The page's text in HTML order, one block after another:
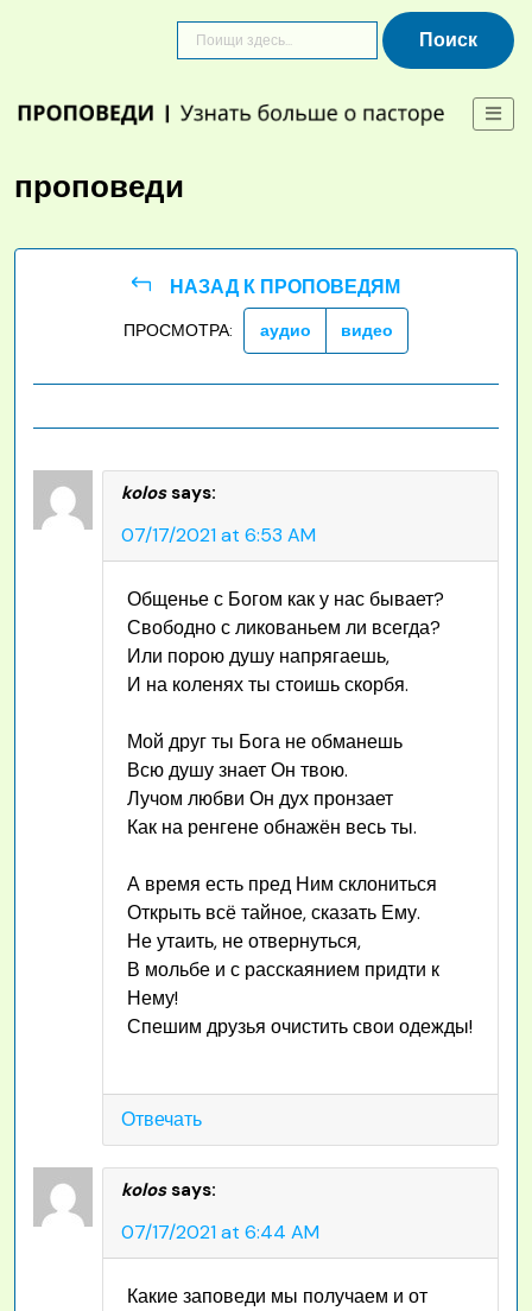
проповеди
НАЗАД К ПРОПОВЕДЯМ
ПРОСМОТРА: аудио видео
kolos says:
07/17/2021 at 6:53 AM
Общенье с Богом как у нас бывает?
Свободно с ликованьем ли всегда?
Или порою душу напрягаешь,
И на коленях ты стоишь скорбя.
Мой друг ты Бога не обманешь
Всю душу знает Он твою.
Лучом любви Он дух пронзает
Как на ренгене обнажён весь ты.
А время есть пред Ним склониться
Открыть всё тайное, сказать Ему.
Не утаить, не отвернуться,
В мольбе и с расскаянием придти к
Нему!
Спешим друзья очистить свои одежды!
Отвечать
kolos says:
07/17/2021 at 6:44 AM
Какие заповеди мы получаем и от